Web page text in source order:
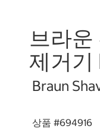
브라운
제거기
Braun
상품 #694916